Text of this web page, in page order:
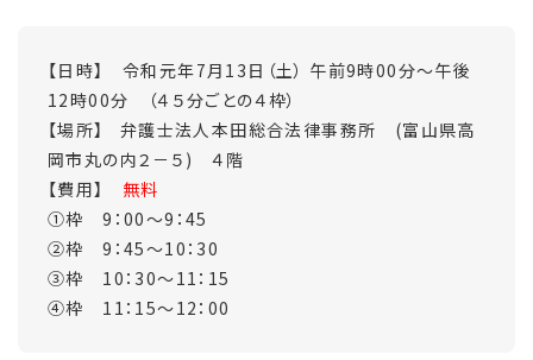
【日時】 令和元年7月13日（土） 午前9時00分～午後
12時00分 （４５分ごとの４枠）
【場所】 弁護士法人本田総合法律事務所 (富山県高
岡市丸の内２－５) ４階
【費用】 無料
①枠 9：00～9：45
②枠 9：45～10：30
③枠 10：30～11：15
④枠 11：15～12：00